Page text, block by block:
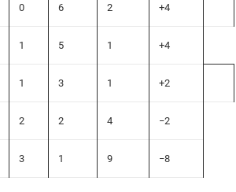
0 6 2 +4
1 5 1 +4
1 3 1 +2
2 2 4 −2
3 1 9 −8